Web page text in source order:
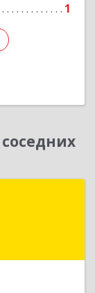
1
Подробнее
Южно-